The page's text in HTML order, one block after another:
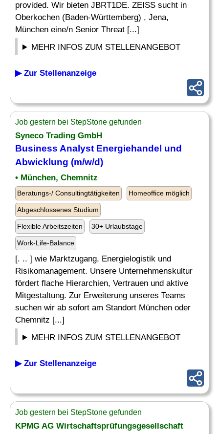
provided. Wir bieten JBRT1DE. ZEISS sucht in
Oberkochen (Baden-Württemberg) , Jena,
München eine/n Senior Threat [...]
MEHR INFOS ZUM STELLENANGEBOT
▶ Zur Stellenanzeige
Job gestern bei StepStone gefunden
Syneco Trading GmbH
Business Analyst Energiehandel und
Abwicklung (m/w/d)
• München, Chemnitz
Beratungs-/ Consultingtätigkeiten Homeoffice möglich
Abgeschlossenes Studium
Flexible Arbeitszeiten 30+ Urlaubstage
Work-Life-Balance
[. .. ] wie Marktzugang, Energielogistik und
Risikomanagement. Unsere Unternehmenskultur
fördert flache Hierarchien, Vertrauen und aktive
Mitgestaltung. Zur Erweiterung unseres Teams
suchen wir ab sofort am Standort München oder
Chemnitz [...]
MEHR INFOS ZUM STELLENANGEBOT
▶ Zur Stellenanzeige
Job gestern bei StepStone gefunden
KPMG AG Wirtschaftsprüfungsgesellschaft